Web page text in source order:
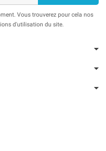
Vous trouverez pour cela nos
d'utilisation du site.